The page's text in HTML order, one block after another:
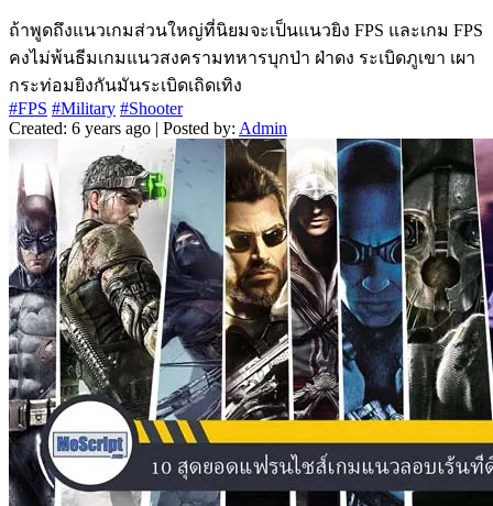
ถ้าพูดถึงแนวเกมส่วนใหญ่ที่นิยมจะเป็นแนวยิง FPS และเกม FPS
คงไม่พ้นธีมเกมแนวสงครามทหารบุกป่า ฝ่าดง ระเบิดภูเขา เผา
กระท่อมยิงกันมันระเบิดเถิดเทิง
#FPS #Military #Shooter
Created: 6 years ago | Posted by: Admin